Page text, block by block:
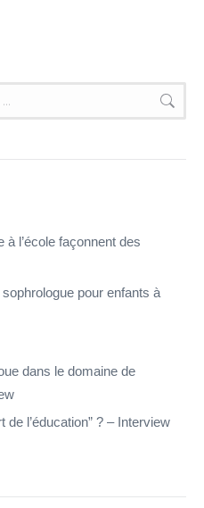
à l’école façonnent des
pour enfants à
dans le domaine de
de l’éducation” ? – Interview